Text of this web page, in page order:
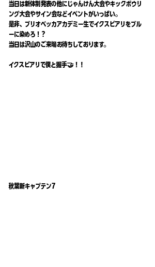
当日は新体制発表の他にじゃんけん大会やキックボウリ
ング大会やサイン会などイベントがいっぱい。
是非、ブリオベッカアカデミー生でイクスピアリをブル
ーに染めろ！？
当日は沢山のご来場お待ちしております。
イクスピアリで僕と握手🤝！！
秋葉新キャプテン7